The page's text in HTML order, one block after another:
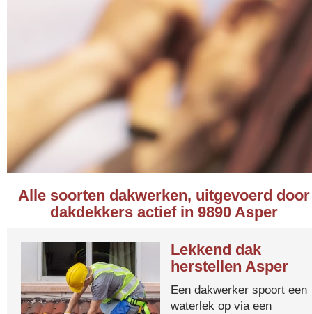
Alle soorten dakwerken, uitgevoerd door
dakdekkers actief in 9890 Asper
Lekkend dak
herstellen Asper
Een dakwerker spoort een
waterlek op via een